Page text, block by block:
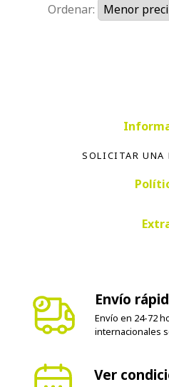
Ordenar:
SOLICITAR UNA
Envío